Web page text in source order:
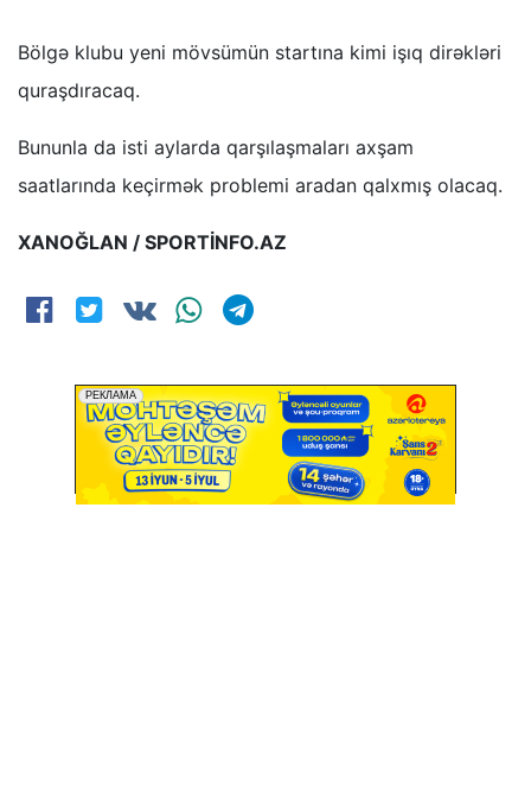
Bölgə klubu yeni mövsümün startına kimi işıq dirəkləri
quraşdıracaq.
Bununla da isti aylarda qarşılaşmaları axşam
saatlarında keçirmək problemi aradan qalxmış olacaq.
XANOĞLAN / SPORTİNFO.AZ